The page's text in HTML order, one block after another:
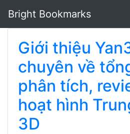
Bright Bookmarks
Giới thiệu
chuyên về
phân tích,
hoạt hình
3D